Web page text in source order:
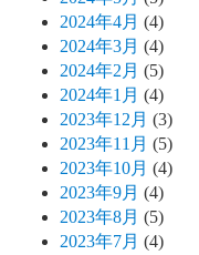
2024年4月 (4)
2024年3月 (4)
2024年2月 (5)
2024年1月 (4)
2023年12月 (3)
2023年11月 (5)
2023年10月 (4)
2023年9月 (4)
2023年8月 (5)
2023年7月 (4)